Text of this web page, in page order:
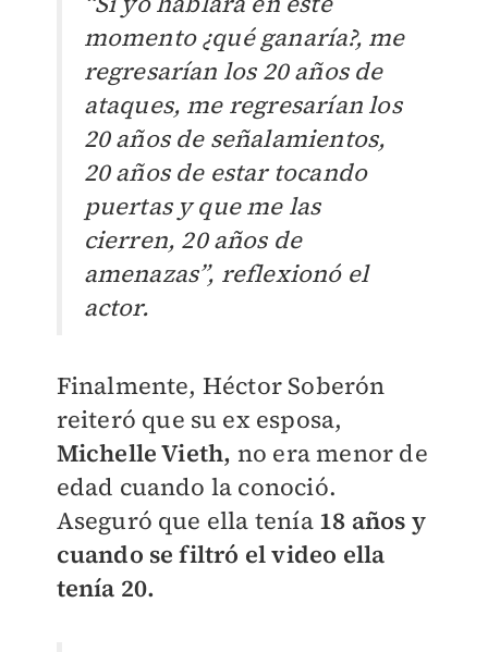
momento ¿qué ganaría?, me
regresarían los 20 años de
ataques, me regresarían los
20 años de señalamientos,
20 años de estar tocando
puertas y que me las
cierren, 20 años de
amenazas”, reflexionó el
actor.
Finalmente, Héctor Soberón
reiteró que su ex esposa,
Michelle Vieth, no era menor de
edad cuando la conoció.
Aseguró que ella tenía 18 años y
cuando se filtró el video ella
tenía 20.